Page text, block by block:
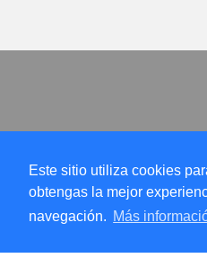
Este sitio utiliza cookies
obtengas la mejor
navegación. Más